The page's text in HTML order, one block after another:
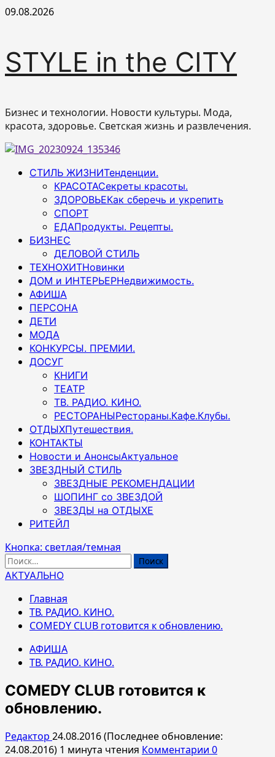
Перейти
09.08.2026
STYLE in the CITY
Бизнес и технологии. Новости культуры. Мода,
красота, здоровье. Светская жизнь и развлечения.
Основное
СТИЛЬ ЖИЗНИТенденции.
КРАСОТАСекреты красоты.
ЗДОРОВЬЕКак сберечь и укрепить
СПОРТ
ЕДАПродукты. Рецепты.
БИЗНЕС
ДЕЛОВОЙ СТИЛЬ
ТЕХНОХИТНовинки
ДОМ и ИНТЕРЬЕРНедвижимость.
АФИША
ПЕРСОНА
ДЕТИ
МОДА
КОНКУРСЫ. ПРЕМИИ.
ДОСУГ
КНИГИ
ТЕАТР
ТВ. РАДИО. КИНО.
РЕСТОРАНЫРестораны.Кафе.Клубы.
ОТДЫХПутешествия.
КОНТАКТЫ
Новости и АнонсыАктуальное
ЗВЕЗДНЫЙ СТИЛЬ
ЗВЕЗДНЫЕ РЕКОМЕНДАЦИИ
ШОПИНГ со ЗВЕЗДОЙ
ЗВЕЗДЫ на ОТДЫХЕ
РИТЕЙЛ
Кнопка: светлая/темная
Найти:
АКТУАЛЬНО
Главная
ТВ. РАДИО. КИНО.
COMEDY CLUB готовится к обновлению.
АФИША
ТВ. РАДИО. КИНО.
COMEDY CLUB готовится к
обновлению.
Редактор 24.08.2016 (Последнее обновление:
24.08.2016) 1 минута чтения Комментарии 0